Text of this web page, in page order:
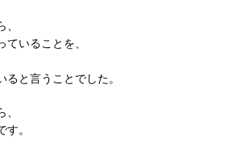
いることを、
ると言うことでした。
。